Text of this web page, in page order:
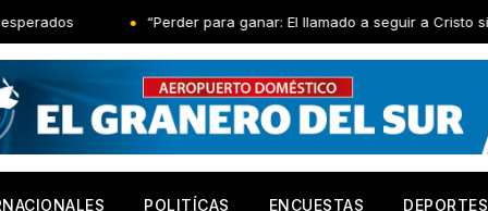
“Perder para ganar: El llamado a seguir a Cristo sin reservas”
POLITÍCAS ENCUESTAS DEPORTES